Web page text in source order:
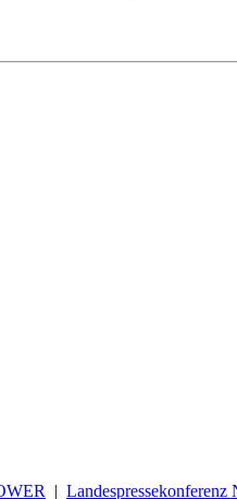
| Landespressekonferenz